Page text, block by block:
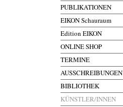
PUBLIKATIONEN
EIKON Schauraum
Edition EIKON
ONLINE SHOP
TERMINE
AUSSCHREIBUNGEN
BIBLIOTHEK
KÜNSTLER/INNEN